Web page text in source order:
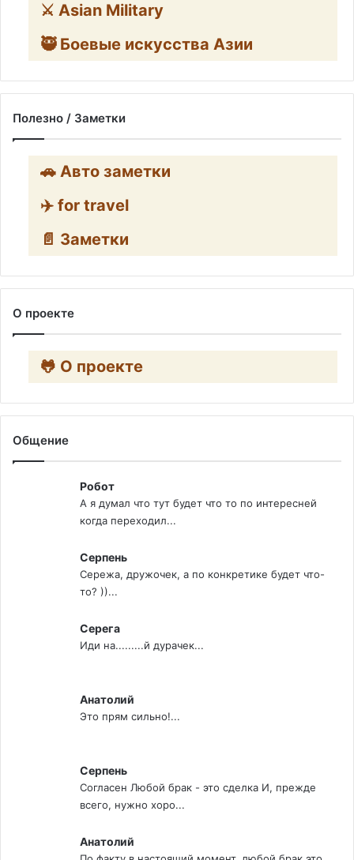
⚔️ Asian Military
🥷 Боевые искусства Азии
Полезно / Заметки
🚗 Авто заметки
✈️ for travel
📄 Заметки
О проекте
🐸 О проекте
Общение
Робот
А я думал что тут будет что то по интересней
когда переходил...
Серпень
Сережа, дружочек, а по конкретике будет что-
то? ))...
Серега
Иди на.........й дурачек...
Анатолий
Это прям сильно!...
Серпень
Согласен Любой брак - это сделка И, прежде
всего, нужно хоро...
Анатолий